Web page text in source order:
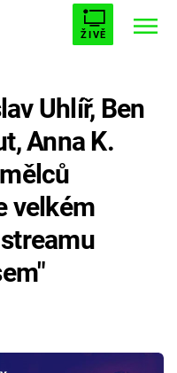
ŽIVĚ
5
Uhlíř, Ben
Anna K.
velkém